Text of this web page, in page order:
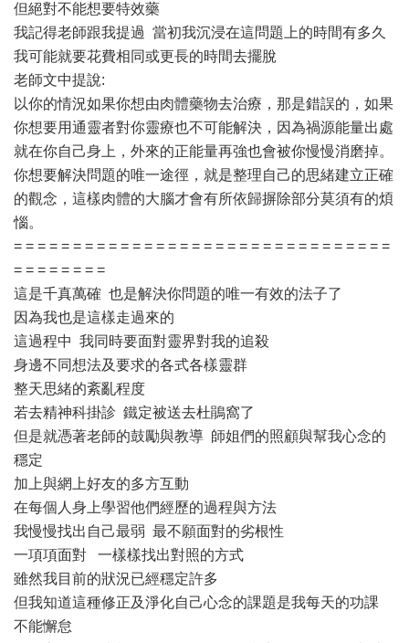
但絕對不能想要特效藥
我記得老師跟我提過 當初我沉浸在這問題上的時間有多久
我可能就要花費相同或更長的時間去擺脫
老師文中提說:
以你的情況如果你想由肉體藥物去治療，那是錯誤的，如果
你想要用通靈者對你靈療也不可能解決，因為禍源能量出處
就在你自己身上，外來的正能量再強也會被你慢慢消磨掉。
你想要解決問題的唯一途徑，就是整理自己的思緒建立正確
的觀念，這樣肉體的大腦才會有所依歸摒除部分莫須有的煩
惱。
= = = = = = = = = = = = = = = = = = = = = = = = = = = = = = = =
= = = = = = = =
這是千真萬確 也是解決你問題的唯一有效的法子了
因為我也是這樣走過來的
這過程中 我同時要面對靈界對我的追殺
身邊不同想法及要求的各式各樣靈群
整天思緒的紊亂程度
若去精神科掛診 鐵定被送去杜鵑窩了
但是就憑著老師的鼓勵與教導 師姐們的照顧與幫我心念的
穩定
加上與網上好友的多方互動
在每個人身上學習他們經歷的過程與方法
我慢慢找出自己最弱 最不願面對的劣根性
一項項面對 一樣樣找出對照的方式
雖然我目前的狀況已經穩定許多
但我知道這種修正及淨化自己心念的課題是我每天的功課
不能懈怠